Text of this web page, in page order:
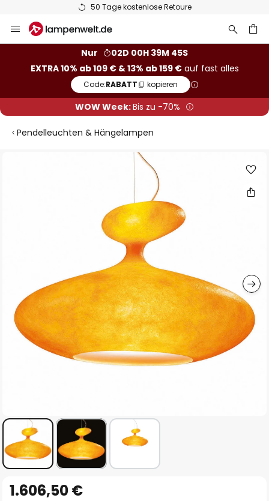
50 Tage kostenlose Retoure
Inhalt
Nur
02D 00H 39M 44S
EXTRA 10% ab 109 € & 13% ab 159 €auf fast alles
Code:RABATT kopieren
WOW Week:Bis zu -70%
Pendelleuchten & Hängelampen
Anfang
1.606,50 €